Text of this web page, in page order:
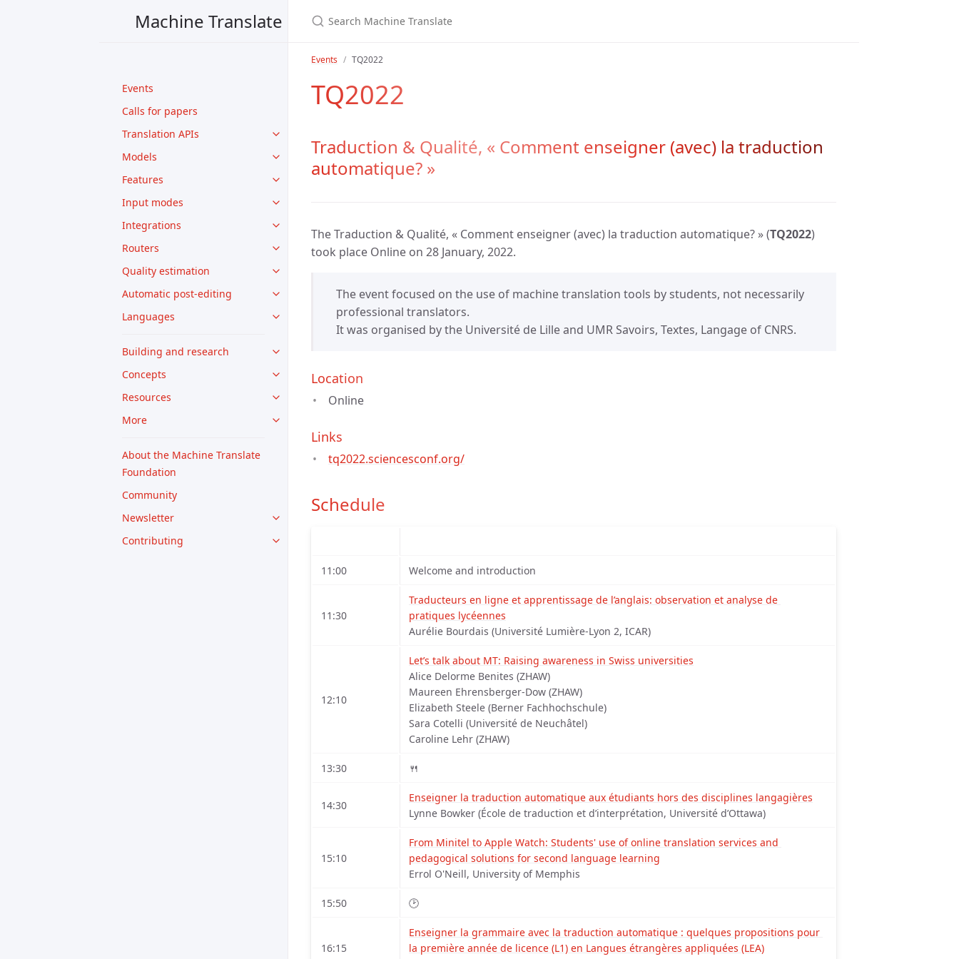
Machine Translate
Events
Calls for papers
Translation APIs
Models
Features
Input modes
Integrations
Routers
Quality estimation
Automatic post-editing
Languages
Building and research
Concepts
Resources
More
About the Machine Translate
Foundation
Community
Newsletter
Contributing
Events TQ2022
TQ2022
Traduction & Qualité, « Comment enseigner (avec) la traduction
automatique? »
The Traduction & Qualité, « Comment enseigner (avec) la traduction automatique? » (TQ2022)
took place Online on 28 January, 2022.
The event focused on the use of machine translation tools by students, not necessarily
professional translators.
It was organised by the Université de Lille and UMR Savoirs, Textes, Langage of CNRS.
Location
Online
Links
tq2022.sciencesconf.org/
Schedule
11:00 Welcome and introduction
11:30
Traducteurs en ligne et apprentissage de l’anglais: observation et analyse de
pratiques lycéennes
Aurélie Bourdais (Université Lumière-Lyon 2, ICAR)
12:10
Let’s talk about MT: Raising awareness in Swiss universities
Alice Delorme Benites (ZHAW)
Maureen Ehrensberger-Dow (ZHAW)
Elizabeth Steele (Berner Fachhochschule)
Sara Cotelli (Université de Neuchâtel)
Caroline Lehr (ZHAW)
13:30 🍴
14:30
Enseigner la traduction automatique aux étudiants hors des disciplines langagières
Lynne Bowker (École de traduction et d’interprétation, Université d’Ottawa)
15:10
From Minitel to Apple Watch: Students' use of online translation services and
pedagogical solutions for second language learning
Errol O'Neill, University of Memphis
15:50 🕑
16:15
Enseigner la grammaire avec la traduction automatique : quelques propositions pour
la première année de licence (L1) en Langues étrangères appliquées (LEA)